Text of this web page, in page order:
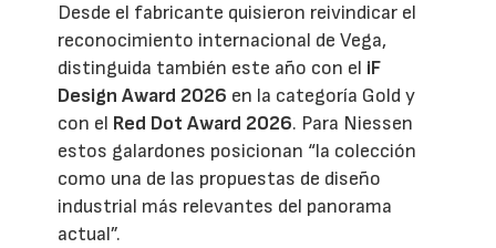
Desde el fabricante quisieron reivindicar el
reconocimiento internacional de Vega,
distinguida también este año con el iF
Design Award 2026 en la categoría Gold y
con el Red Dot Award 2026. Para Niessen
estos galardones posicionan “la colección
como una de las propuestas de diseño
industrial más relevantes del panorama
actual”.